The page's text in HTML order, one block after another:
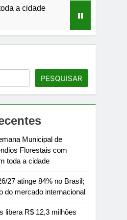
a cidade
PESQUISAR
Municipal de
Florestais com
toda a cidade
27 atinge 84% no Brasil;
do mercado internacional
libera R$ 12,3 milhões